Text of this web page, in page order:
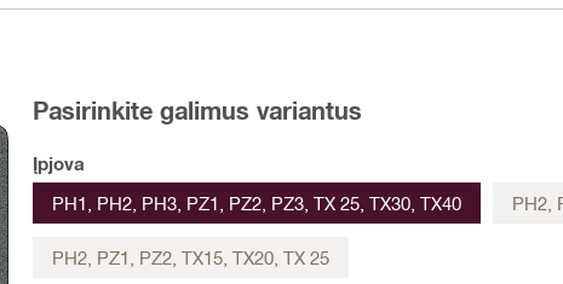
Pasirinkite galimus variantus
Įpjova
PH1, PH2, PH3, PZ1, PZ2, PZ3, TX 25, TX30, TX40
PH2,
PH2, PZ1, PZ2, TX15, TX20, TX 25